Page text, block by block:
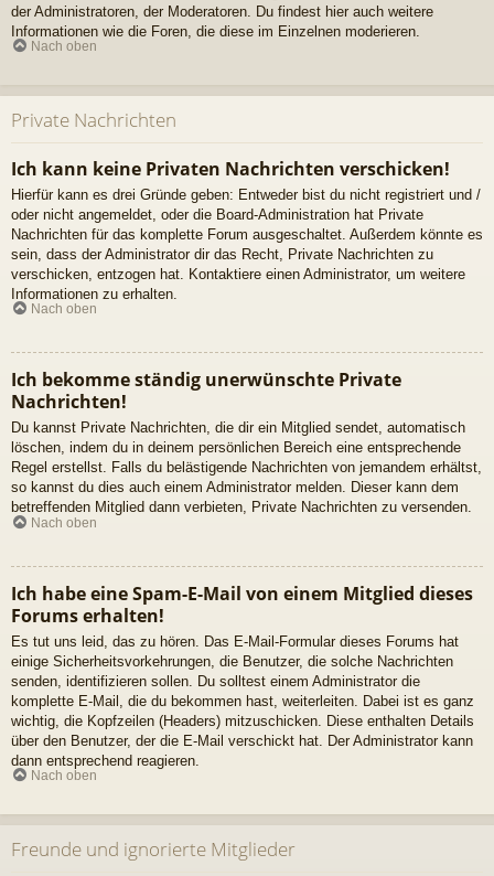
der Administratoren, der Moderatoren. Du findest hier auch weitere
Informationen wie die Foren, die diese im Einzelnen moderieren.
Nach oben
Private Nachrichten
Ich kann keine Privaten Nachrichten verschicken!
Hierfür kann es drei Gründe geben: Entweder bist du nicht registriert und /
oder nicht angemeldet, oder die Board-Administration hat Private
Nachrichten für das komplette Forum ausgeschaltet. Außerdem könnte es
sein, dass der Administrator dir das Recht, Private Nachrichten zu
verschicken, entzogen hat. Kontaktiere einen Administrator, um weitere
Informationen zu erhalten.
Nach oben
Ich bekomme ständig unerwünschte Private
Nachrichten!
Du kannst Private Nachrichten, die dir ein Mitglied sendet, automatisch
löschen, indem du in deinem persönlichen Bereich eine entsprechende
Regel erstellst. Falls du belästigende Nachrichten von jemandem erhältst,
so kannst du dies auch einem Administrator melden. Dieser kann dem
betreffenden Mitglied dann verbieten, Private Nachrichten zu versenden.
Nach oben
Ich habe eine Spam-E-Mail von einem Mitglied dieses
Forums erhalten!
Es tut uns leid, das zu hören. Das E-Mail-Formular dieses Forums hat
einige Sicherheitsvorkehrungen, die Benutzer, die solche Nachrichten
senden, identifizieren sollen. Du solltest einem Administrator die
komplette E-Mail, die du bekommen hast, weiterleiten. Dabei ist es ganz
wichtig, die Kopfzeilen (Headers) mitzuschicken. Diese enthalten Details
über den Benutzer, der die E-Mail verschickt hat. Der Administrator kann
dann entsprechend reagieren.
Nach oben
Freunde und ignorierte Mitglieder